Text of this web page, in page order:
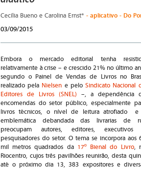
Cecília Bueno e Carolina Ernst* - aplicativo - Do
03/09/2015
Embora o mercado editorial tenha
relativamente à crise – e crescido 21% no último
segundo o Painel de Vendas de Livros no
realizado pela Nielsen e peloSindicato Nacional
Editores de Livros (SNEL) –, a dependência
encomendas do setor público, especialmente
livros técnicos, o nível de leitura atrofiado e
emblemática debandada das livrarias de
preocupam autores, editores, executivos
pesquisadores do setor. O tema se incorpora aos
mil metros quadrados da 17º Bienal do Livro,
Riocentro, cujos três pavilhões reunirão, desta
até o próximo dia 13, 383 expositores e